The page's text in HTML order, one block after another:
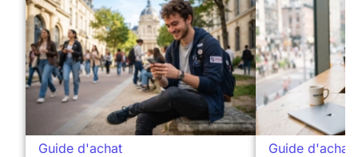
Guide d'achat Guide d'achat